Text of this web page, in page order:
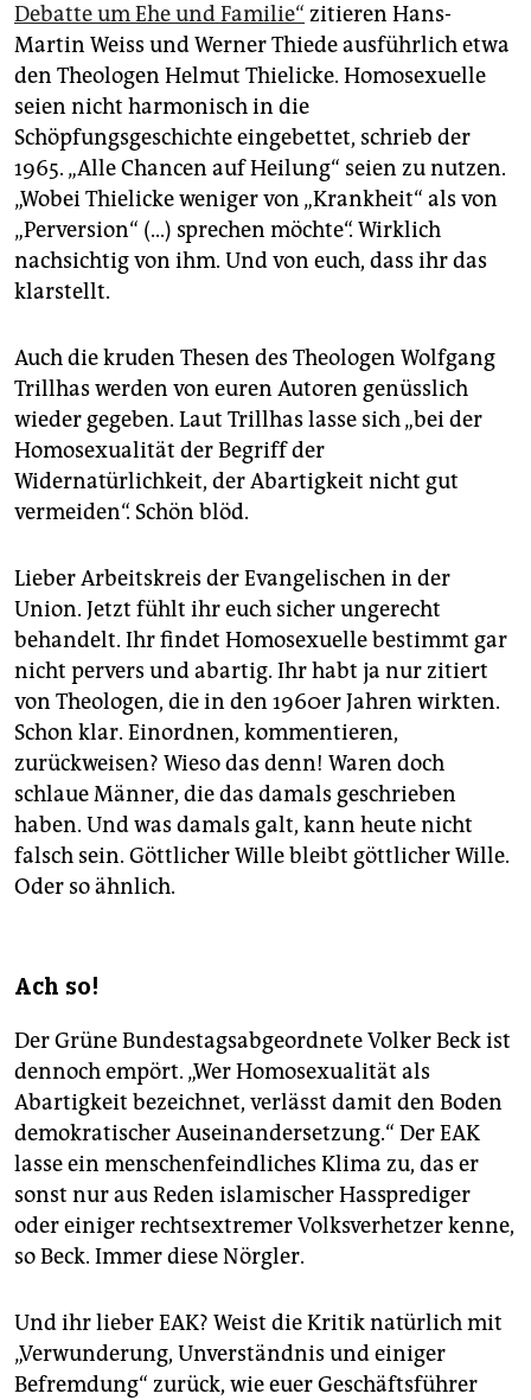
Debatte um Ehe und Familie“ zitieren Hans-
Martin Weiss und Werner Thiede ausführlich etwa
den Theologen Helmut Thielicke. Homosexuelle
seien nicht harmonisch in die
Schöpfungsgeschichte eingebettet, schrieb der
1965. „Alle Chancen auf Heilung“ seien zu nutzen.
„Wobei Thielicke weniger von „Krankheit“ als von
„Perversion“ (...) sprechen möchte“. Wirklich
nachsichtig von ihm. Und von euch, dass ihr das
klarstellt.
Auch die kruden Thesen des Theologen Wolfgang
Trillhas werden von euren Autoren genüsslich
wieder gegeben. Laut Trillhas lasse sich „bei der
Homosexualität der Begriff der
Widernatürlichkeit, der Abartigkeit nicht gut
vermeiden“. Schön blöd.
Lieber Arbeitskreis der Evangelischen in der
Union. Jetzt fühlt ihr euch sicher ungerecht
behandelt. Ihr findet Homosexuelle bestimmt gar
nicht pervers und abartig. Ihr habt ja nur zitiert
von Theologen, die in den 1960er Jahren wirkten.
Schon klar. Einordnen, kommentieren,
zurückweisen? Wieso das denn! Waren doch
schlaue Männer, die das damals geschrieben
haben. Und was damals galt, kann heute nicht
falsch sein. Göttlicher Wille bleibt göttlicher Wille.
Oder so ähnlich.
Ach so!
Der Grüne Bundestagsabgeordnete Volker Beck ist
dennoch empört. „Wer Homosexualität als
Abartigkeit bezeichnet, verlässt damit den Boden
demokratischer Auseinandersetzung.“ Der EAK
lasse ein menschenfeindliches Klima zu, das er
sonst nur aus Reden islamischer Hassprediger
oder einiger rechtsextremer Volksverhetzer kenne,
so Beck. Immer diese Nörgler.
Und ihr lieber EAK? Weist die Kritik natürlich mit
„Verwunderung, Unverständnis und einiger
Befremdung“ zurück, wie euer Geschäftsführer